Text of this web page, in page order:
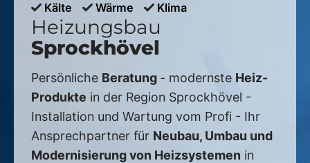
Kälte Wärme Klima
Heizungsbau
Sprockhövel
Persönliche Beratung - modernste Heiz-
Produkte in der Region Sprockhövel -
Installation und Wartung vom Profi - Ihr
Ansprechpartner für Neubau, Umbau und
Modernisierung von Heizsystemen in